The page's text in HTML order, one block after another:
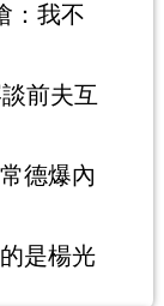
：我不
前夫互
德爆內
是楊光